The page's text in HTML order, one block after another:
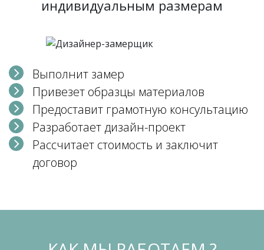
индивидуальным размерам
Выполнит замер
Привезет образцы материалов
Предоставит грамотную консультацию
Разработает дизайн-проект
Рассчитает стоимость и заключит
договор